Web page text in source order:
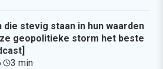
die stevig staan in hun waarden
geopolitieke storm het beste
· 3 min·